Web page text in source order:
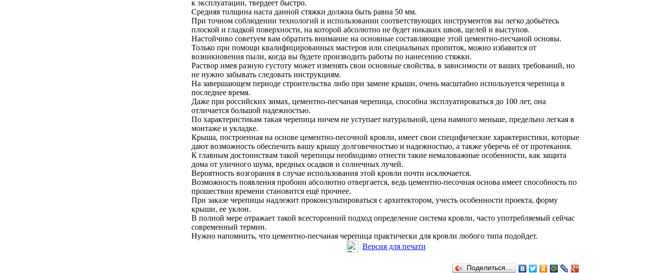
к эксплуатации, твердеет быстро.
Средняя толщина наста данной стяжки должна быть равна 50 мм.
При точном соблюдении технологий и использовании соответствующих инструментов вы легко добьётесь
плоской и гладкой поверхности, на которой абсолютно не будет никаких швов, щелей и выступов.
Настойчиво советуем вам обратить внимание на основные составляющие этой цементно-песчаной основы.
Только при помощи квалифицированных мастеров или специальных пропиток, можно избавится от
возникновения пыли, когда вы будете производить работы по нанесению стяжки.
Раствор имея разную густоту может изменять свои основные свойства, в зависимости от ваших требований, но
не нужно забывать следовать инструкциям.
На завершающем периоде строительства либо при замене крыши, очень масштабно используется черепица в
последнее время.
Даже при российских зимах, цементно-песчаная черепица, способна эксплуатироваться до 100 лет, она
отличается большой надежностью.
По характеристикам такая черепица ничем не уступает натуральной, цена намного меньше, предельно легкая в
монтаже и укладке.
Крыша, построенная на основе цементно-песочной кровли, имеет свои специфические характеристики, которые
дают возможность обеспечить вашу крышу долговечностью и надежностью, а также уберечь её от протекания.
К главным достоинствам такой черепицы необходимо отнести такие немаловажные особенности, как защита
дома от уличного шума, вредных осадков и солнечных лучей.
Вероятность возгорания в случае использования этой кровли почти исключается.
Возможность появления пробоин абсолютно отвергается, ведь цементно-песочная основа имеет способность по
прошествии времени становится ещё прочнее.
При заказе черепицы надлежит проконсультироваться с архитектором, учесть особенности проекта, форму
крыши, ее уклон.
В полной мере отражает такой всесторонний подход определение система кровли, часто употребляемый сейчас
современный термин.
Нужно напомнить, что цементно-песчаная черепица практически для кровли любого типа подойдет.
Версия для печати
Поделиться…